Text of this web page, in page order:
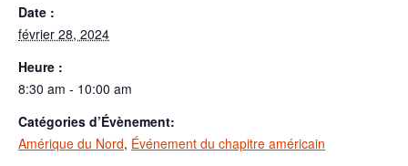
Date :
février 28, 2024
Heure :
8:30 am - 10:00 am
Catégories d’Évènement:
Amérique du Nord, Événement du chapitre américain